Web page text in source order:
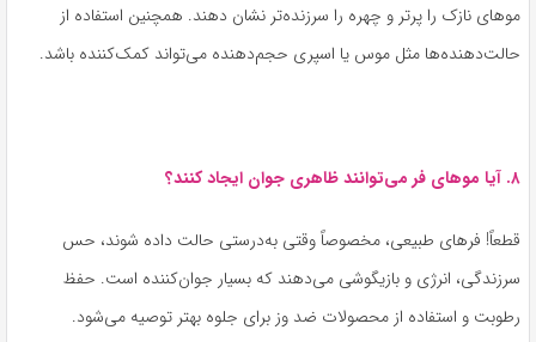
موهای نازک را پرتر و چهره را سرزنده‌تر نشان دهند. همچنین استفاده از
حالت‌دهنده‌ها مثل موس یا اسپری حجم‌دهنده می‌تواند کمک‌کننده باشد.
۸. آیا موهای فر می‌توانند ظاهری جوان ایجاد کنند؟
قطعاً! فرهای طبیعی، مخصوصاً وقتی به‌درستی حالت داده شوند، حس
سرزندگی، انرژی و بازیگوشی می‌دهند که بسیار جوان‌کننده است. حفظ
رطوبت و استفاده از محصولات ضد وز برای جلوه بهتر توصیه می‌شود.